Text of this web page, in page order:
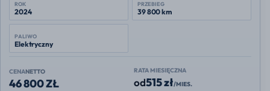
ROK
2024
PRZEBIEG
39 800 km
PALIWO
Elektryczny
CENANETTO
46 800 ZŁ
RATA MIESIĘCZNA
od515 zł/MIES.